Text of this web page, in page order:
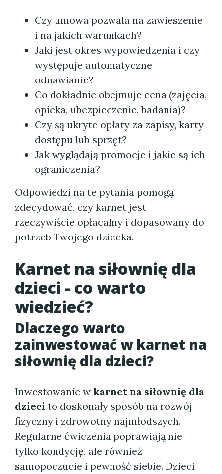
Czy umowa pozwala na zawieszenie
i na jakich warunkach?
Jaki jest okres wypowiedzenia i czy
występuje automatyczne
odnawianie?
Co dokładnie obejmuje cena (zajęcia,
opieka, ubezpieczenie, badania)?
Czy są ukryte opłaty za zapisy, karty
dostępu lub sprzęt?
Jak wyglądają promocje i jakie są ich
ograniczenia?
Odpowiedzi na te pytania pomogą
zdecydować, czy karnet jest
rzeczywiście opłacalny i dopasowany do
potrzeb Twojego dziecka.
Karnet na siłownię dla
dzieci - co warto
wiedzieć?
Dlaczego warto
zainwestować w karnet na
siłownię dla dzieci?
Inwestowanie w karnet na siłownię dla
dzieci to doskonały sposób na rozwój
fizyczny i zdrowotny najmłodszych.
Regularne ćwiczenia poprawiają nie
tylko kondycję, ale również
samopoczucie i pewność siebie. Dzieci